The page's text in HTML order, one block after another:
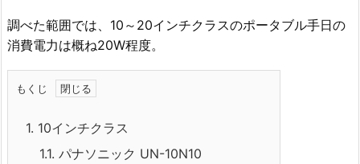
調べた範囲では、10～20インチクラスのポータブル手日の
消費電力は概ね20W程度。
もくじ
1. 10インチクラス
1.1. パナソニック UN-10N10